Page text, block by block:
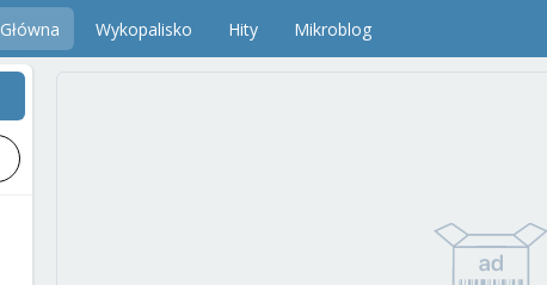
Główna Wykopalisko Hity Mikroblog